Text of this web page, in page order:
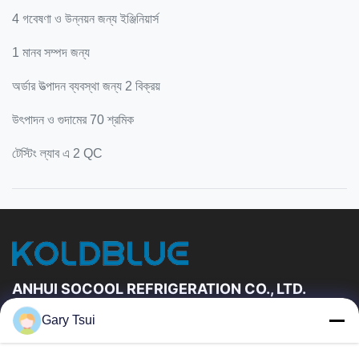
4 গবেষণা ও উন্নয়ন জন্য ইঞ্জিনিয়ার্স
1 মানব সম্পদ জন্য
অর্ডার উত্পাদন ব্যবস্থা জন্য 2 বিক্রয়
উৎপাদন ও গুদামের 70 শ্রমিক
টেস্টিং ল্যাব এ 2 QC
ANHUI SOCOOL REFRIGERATION CO., LTD.
দ্রুত লিঙ্কGary Tsui